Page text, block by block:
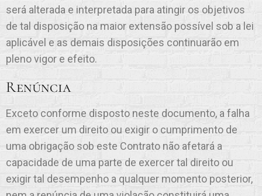
será alterada e interpretada para atingir os objetivos
de tal disposição na maior extensão possível sob a lei
aplicável e as demais disposições continuarão em
pleno vigor e efeito.
Renúncia
Exceto conforme disposto neste documento, a falha
em exercer um direito ou exigir o cumprimento de
uma obrigação sob este Contrato não afetará a
capacidade de uma parte de exercer tal direito ou
exigir tal desempenho a qualquer momento posterior,